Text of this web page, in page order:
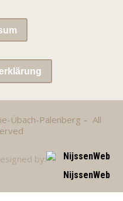
Übach-Palenberg – All
by:
NijssenWeb